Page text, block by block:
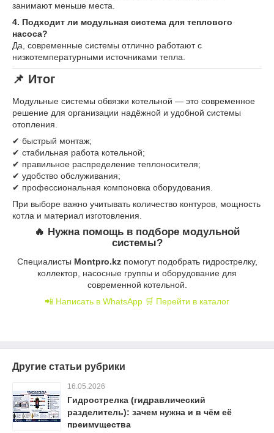
занимают меньше места.
4. Подходит ли модульная система для теплового
насоса?
Да, современные системы отлично работают с
низкотемпературными источниками тепла.
📌 Итог
Модульные системы обвязки котельной — это современное
решение для организации надёжной и удобной системы
отопления.
✔ быстрый монтаж;
✔ стабильная работа котельной;
✔ правильное распределение теплоносителя;
✔ удобство обслуживания;
✔ профессиональная компоновка оборудования.
При выборе важно учитывать количество контуров, мощность
котла и материал изготовления.
🔥 Нужна помощь в подборе модульной
системы?
Специалисты Montpro.kzпомогут подобрать гидрострелку,
коллектор, насосные группы и оборудование для
современной котельной.
📲 Написать в WhatsApp 🛒 Перейти в каталог
Другие статьи рубрики
16.05.2026
Гидрострелка (гидравлический
разделитель): зачем нужна и в чём её
преимущества